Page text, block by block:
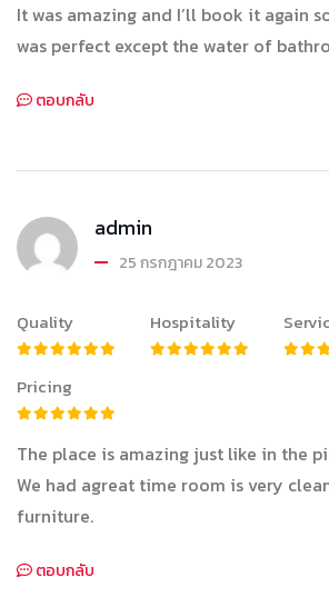
It was amazing and I’ll book it again
was perfect except the water of
ตอบกลับ
admin
25 กรกฎาคม 2023
Quality Hospitality
Pricing
The place is amazing just like in the
We had agreat time room is very
furniture.
ตอบกลับ